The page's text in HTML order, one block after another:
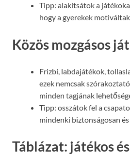
Tipp: alakítsátok a
hogy a gyerekek
Közös mozgásos
Frizbi, labdajátékok,
ezek nemcsak
minden tagjának
Tipp: osszátok fel a
mindenki biztonságosan
Táblázat: játékos